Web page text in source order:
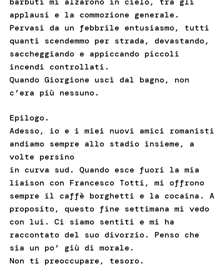
applausi e la commozione generale.
Pervasi da un febbrile entusiasmo, tutti
quanti scendemmo per strada, devastando,
saccheggiando e appiccando piccoli
incendi controllati.
Quando Giorgione uscì dal bagno, non
c’era più nessuno.
Epilogo.
Adesso, io e i miei nuovi amici romanisti
andiamo sempre allo stadio insieme, a
volte persino
in curva sud. Quando esce fuori la mia
liaison con Francesco Totti, mi offrono
sempre il caffè borghetti e la cocaina. A
proposito, questo fine settimana mi vedo
con lui. Ci siamo sentiti e mi ha
raccontato del suo divorzio. Penso che
sia un po’ giù di morale.
Non ti preoccupare, tesoro.